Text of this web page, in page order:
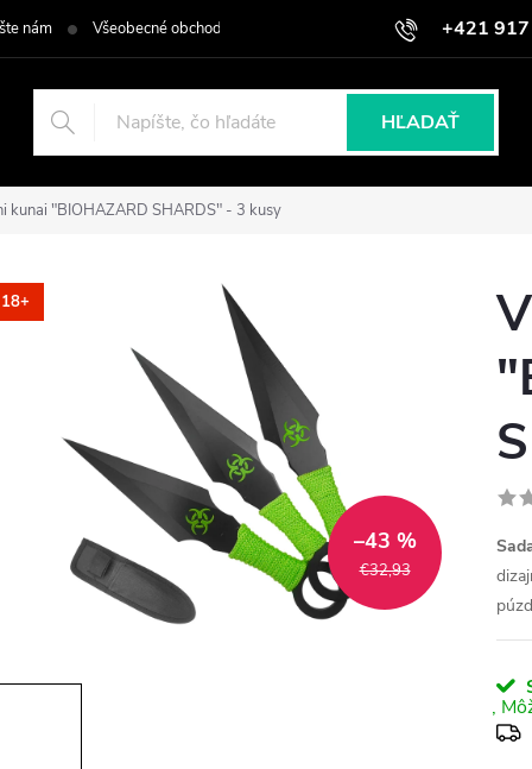
+421
nám Všeobecné obchodné podmienky Podmienky ochrany
HĽADAŤ
kunai "BIOHAZARD SHARDS" - 3 kusy
18+
€32,93
–43 %